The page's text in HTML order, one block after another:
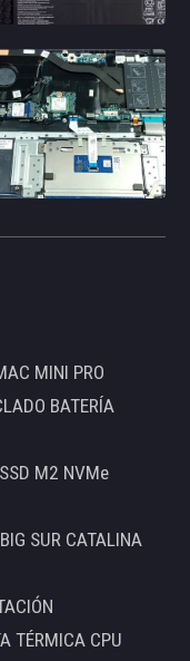
MINI PRO
BATERÍA
M2 NVMe
SUR CATALINA
TÉRMICA CPU